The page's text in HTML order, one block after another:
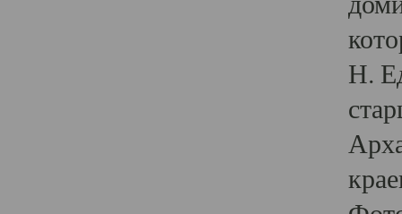
Н.